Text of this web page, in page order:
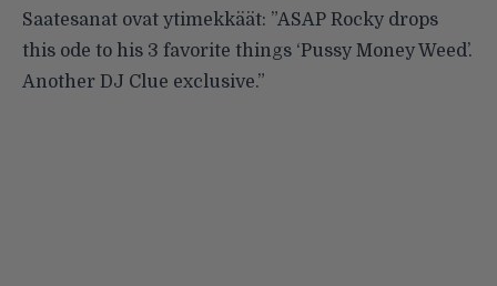
Saatesanat ovat ytimekkäät: ”ASAP Rocky drops
this ode to his 3 favorite things ‘Pussy Money Weed’.
Another DJ Clue exclusive.”